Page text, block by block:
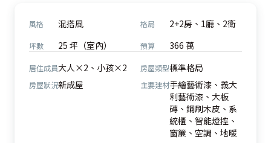
風格 混搭風 格局 2+2房、1廳、2衛
坪數 25 坪（室內） 預算 366 萬
居住成員大人×2、小孩×2 房屋類型標準格局
房屋狀況新成屋 主要建材手繪藝術漆、義大
利藝術漆、大板
磚、鋼刷木皮、系
統櫃、智能燈控、
窗簾、空調、地暖